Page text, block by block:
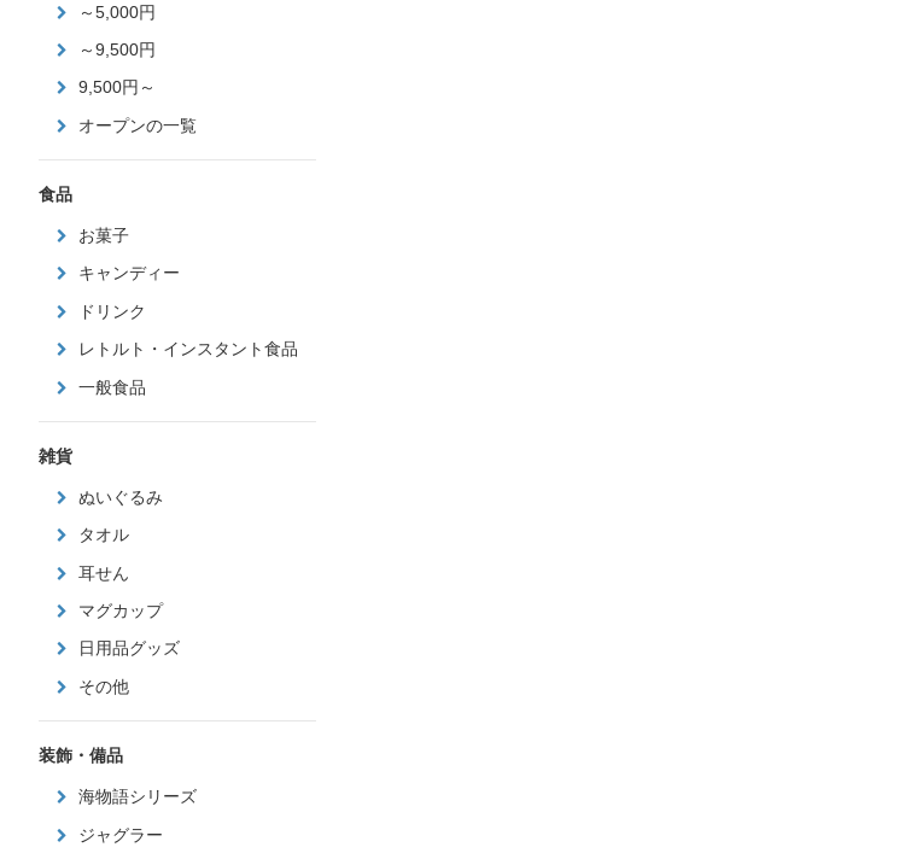
～5,000円
～9,500円
9,500円～
オープンの一覧
食品
お菓子
キャンディー
ドリンク
レトルト・インスタント食品
一般食品
雑貨
ぬいぐるみ
タオル
耳せん
マグカップ
日用品グッズ
その他
装飾・備品
海物語シリーズ
ジャグラー